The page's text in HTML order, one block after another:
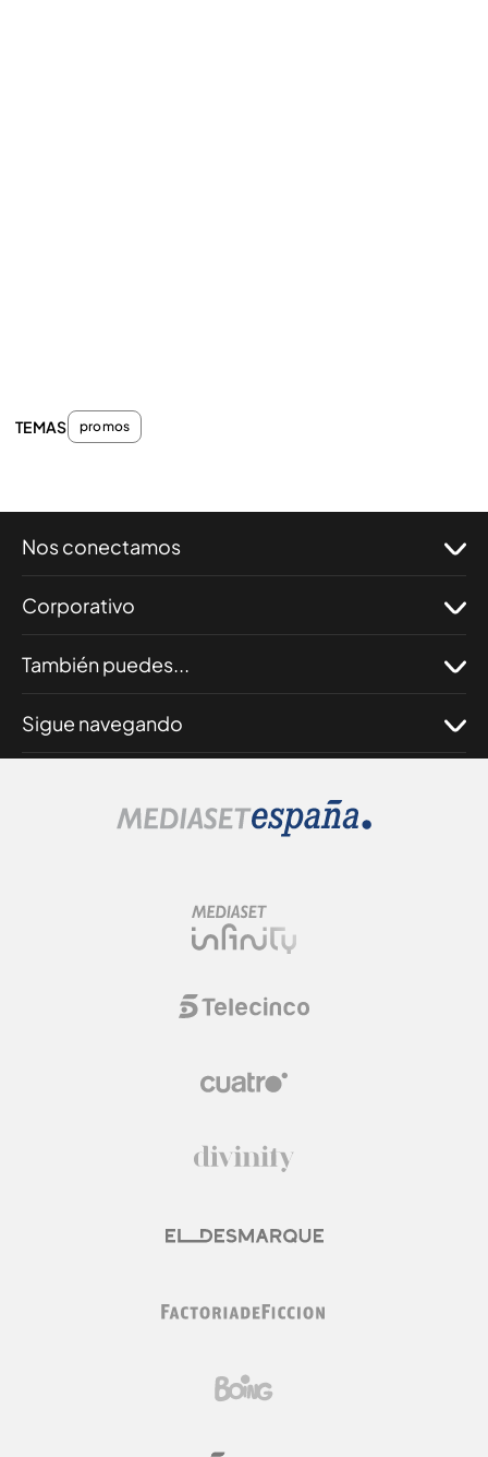
TEMAS promos
Nos conectamos
Corporativo
También puedes...
Sigue navegando